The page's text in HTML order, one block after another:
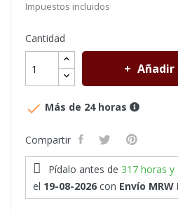
Impuestos incluidos
Cantidad
 Más de 24 horas
Compartir
Pídalo antes de 317 horas
el 19-08-2026 con Envío MRW